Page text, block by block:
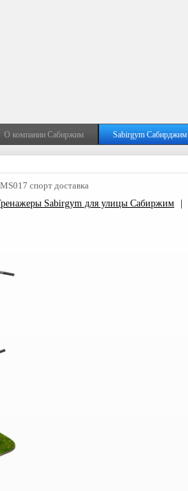
О компании Сабиржим Sabirgym Сабирджим
спорт доставка
Sabirgym для улицы Сабиржим